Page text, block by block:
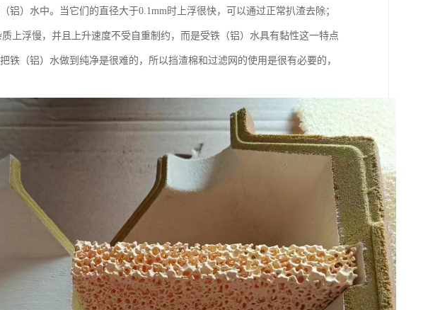
）水中。当它们的直径大于0.1mm时上浮很快，可以通过正常扒渣去除；
上浮慢，并且上升速度不受自重制约，而是受铁（铝）水具有黏性这一特点
（铝）水做到纯净是很难的，所以挡渣棉和过滤网的使用是很有必要的，